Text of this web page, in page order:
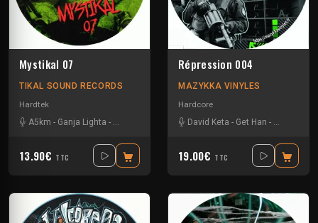
Mystikal 07
TIKAL SOUND RECORDS
Hardtek
A5km - Ganja Lighta - Les Fûts Mécaniques-Rorschach
13.90€ TTC
Répression 004
MAZYKKA VINYLES
Hardcore
David Keta - Get Han -
19.00€ TTC